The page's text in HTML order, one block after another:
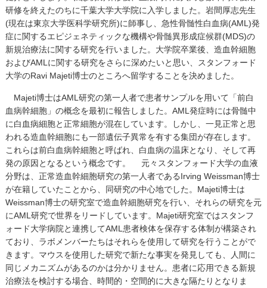
研修を終えたのちに千葉大学大学院に入学しました。岩間厚志先生
(現在は東京大学医科学研究所)に師事し、急性骨髄性白血病(AML)発
症に関するエピジェネティックな機構や骨髄異形成症候群(MDS)の
新規治療法に関する研究を行いました。大学院卒業後、造血幹細胞
およびAMLに関する研究をさらに深めたいと思い、スタンフォード
大学のRavi Majeti博士のところへ留学することを決めました。
Majeti博士はAML研究の第一人者で患者サンプルを用いて「前白
血病幹細胞」の概念を最初に報告しました。AML発症時には骨髄中
に白血病細胞と正常細胞が混在しています。しかし、一見正常と思
われる造血幹細胞にも一部遺伝子異常を有する集団が存在します。
これらは前白血病幹細胞と呼ばれ、白血病の温床となり、そして再
発の原因となるという概念です。 元々スタンフォード大学の血液
分野は、正常造血幹細胞研究の第一人者であるIrving Weissman博士
が在籍していたことから、同研究の中心地でした。Majeti博士は
Weissman博士の研究室で造血幹細胞研究を行い、それらの研究を元
にAML研究で世界をリードしています。Majeti研究室ではスタンフ
ォード大学病院と連携してAML患者検体を保存する体制が構築され
ており、ラボメンバーたちはそれらを使用して研究を行うことがで
きます。マウスを使用した研究で新たな事実を発見しても、人間に
同じメカニズムがあるのかは分かりません。患者に応用できる新規
治療法を検討する場合、時間的・空間的に大きな隔たりとなりま